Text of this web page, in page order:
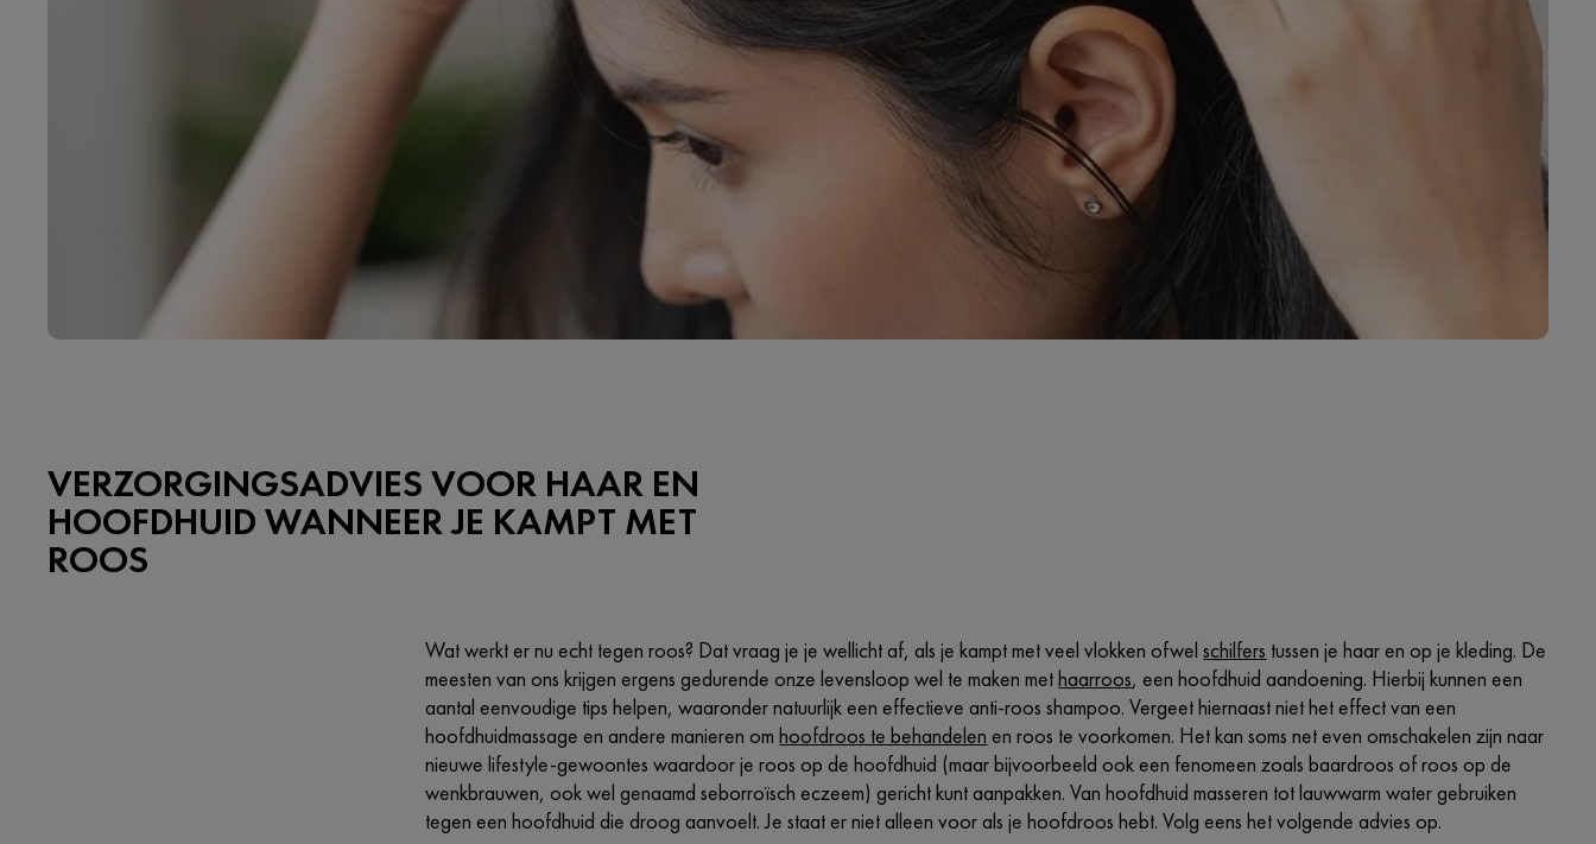
VERZORGINGSADVIES VOOR HAAR EN
HOOFDHUID WANNEER JE KAMPT MET
ROOS
Wat werkt er nu echt tegen roos? Dat vraag je je wellicht af, als je kampt met veel vlokken ofwelschilfers tussen je haar en op je kleding. De
meesten van ons krijgen ergens gedurende onze levensloop wel te maken methaarroos, een hoofdhuid aandoening. Hierbij kunnen een
aantal eenvoudige tips helpen, waaronder natuurlijk een effectieve anti-roos shampoo. Vergeet hiernaast niet het effect van een
hoofdhuidmassage en andere manieren omhoofdroos te behandelen en roos te voorkomen. Het kan soms net even omschakelen zijn naar
nieuwe lifestyle-gewoontes waardoor je roos op de hoofdhuid (maar bijvoorbeeld ook een fenomeen zoals baardroos of roos op de
wenkbrauwen, ook wel genaamd seborroïsch eczeem) gericht kunt aanpakken. Van hoofdhuid masseren tot lauwwarm water gebruiken
tegen een hoofdhuid die droog aanvoelt. Je staat er niet alleen voor als je hoofdroos hebt. Volg eens het volgende advies op.